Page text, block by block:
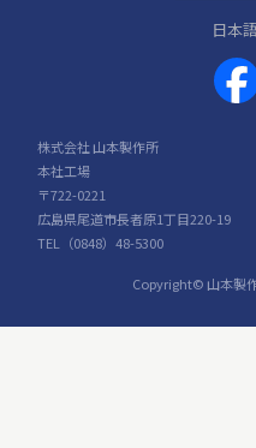
日本語
株式会社 山本製作所
本社工場
〒722-0221
広島県尾道市長者原1丁目220-19
TEL（0848）48-5300
Copyright© 山本製